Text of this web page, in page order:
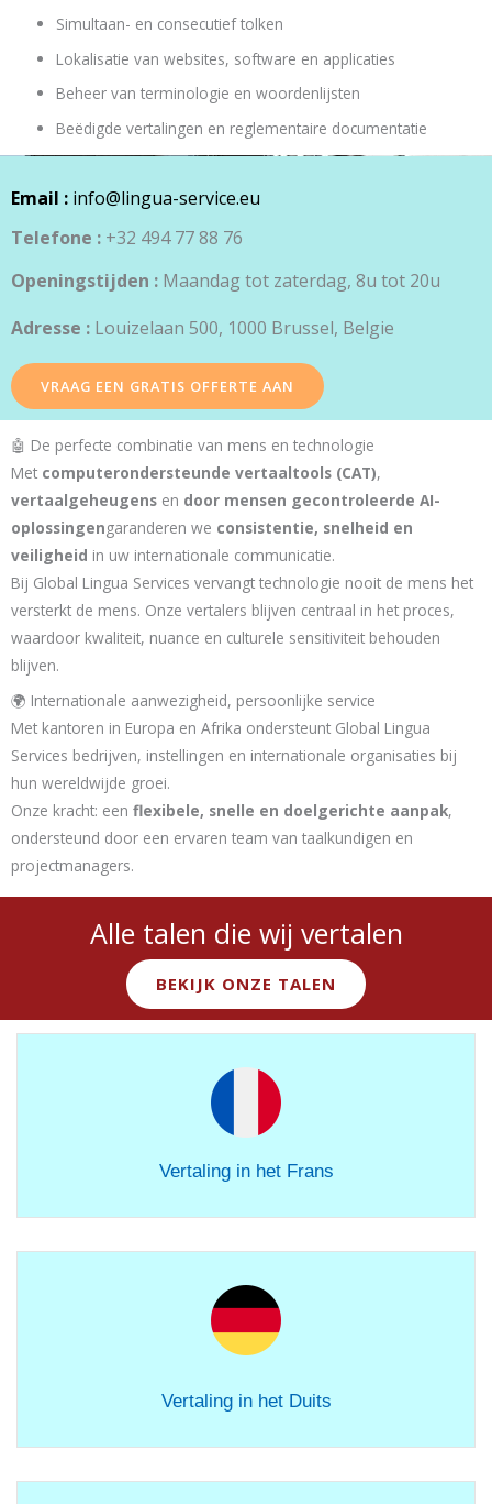
Simultaan- en consecutief tolken
Lokalisatie van websites, software en applicaties
Beheer van terminologie en woordenlijsten
Beëdigde vertalingen en reglementaire documentatie
Email : info@lingua-service.eu
Telefone : +32 494 77 88 76
Openingstijden : Maandag tot zaterdag, 8u tot 20u
Adresse : Louizelaan 500, 1000 Brussel, Belgie
VRAAG EEN GRATIS OFFERTE AAN
🤖 De perfecte combinatie van mens en technologie
Met computerondersteunde vertaaltools (CAT),
vertaalgeheugens en door mensen gecontroleerde AI-
oplossingengaranderen we consistentie, snelheid en
veiligheid in uw internationale communicatie.
Bij Global Lingua Services vervangt technologie nooit de mens het
versterkt de mens. Onze vertalers blijven centraal in het proces,
waardoor kwaliteit, nuance en culturele sensitiviteit behouden
blijven.
🌍 Internationale aanwezigheid, persoonlijke service
Met kantoren in Europa en Afrika ondersteunt Global Lingua
Services bedrijven, instellingen en internationale organisaties bij
hun wereldwijde groei.
Onze kracht: een flexibele, snelle en doelgerichte aanpak,
ondersteund door een ervaren team van taalkundigen en
projectmanagers.
Alle talen die wij vertalen
BEKIJK ONZE TALEN
Vertaling in het Frans
Vertaling in het Duits